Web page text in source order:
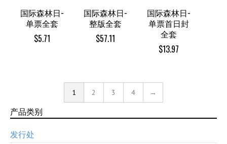
国际森林日-
单票全套
$5.71
国际森林日-
整版全套
$57.11
国际森林日-
单票首日封
全套
$13.97
1 2 3 4 →
产品类别
发行处